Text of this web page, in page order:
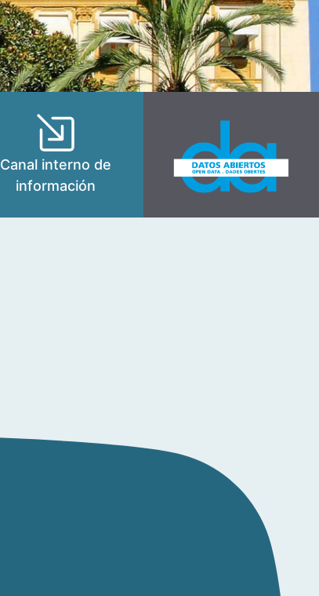
Canal interno de
información